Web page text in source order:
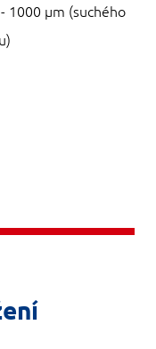
1000 µm (suchého